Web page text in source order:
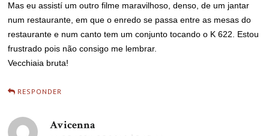
Mas eu assistí um outro filme maravilhoso, denso, de um jantar
num restaurante, em que o enredo se passa entre as mesas do
restaurante e num canto tem um conjunto tocando o K 622. Estou
frustrado pois não consigo me lembrar.
Vecchiaia bruta!
RESPONDER
Avicenna